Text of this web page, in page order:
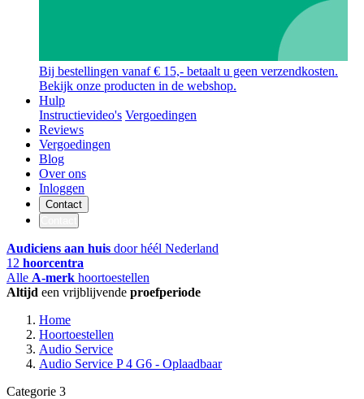
Bij bestellingen vanaf € 15,- betaalt u geen verzendkosten.
Bekijk onze producten in de webshop.
Hulp
Instructievideo's Vergoedingen
Reviews
Vergoedingen
Blog
Over ons
Inloggen
Contact
Audiciens aan huis door héél Nederland
12 hoorcentra
Alle A-merk hoortoestellen
Altijd een vrijblijvende proefperiode
Home
Hoortoestellen
Audio Service
Audio Service P 4 G6 - Oplaadbaar
Categorie 3